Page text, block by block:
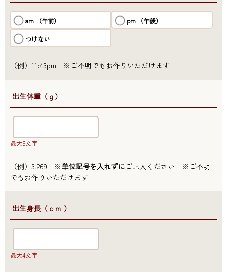
am （午前） pm （午後）
つけない
（例）11:43pm ※ご不明でもお作りいただけます
●出生体重（ｇ）
最大5文字
（例）3,269 ※単位記号を入れずに ご記入ください ※ご不明
でもお作りいただけます
●出生身長（ｃｍ ）
最大4文字